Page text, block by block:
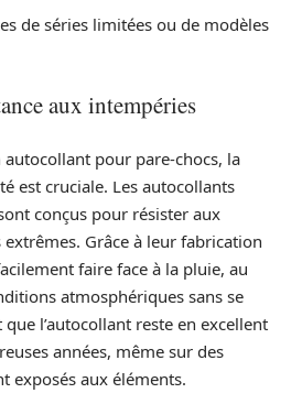
de séries limitées ou de modèles
aux intempéries
autocollant pour pare-chocs, la
est cruciale. Les autocollants
conçus pour résister aux
Grâce à leur fabrication
faire face à la pluie, au
atmosphériques sans se
l’autocollant reste en excellent
années, même sur des
exposés aux éléments.